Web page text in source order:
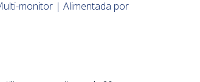
monitor | Alimentada por